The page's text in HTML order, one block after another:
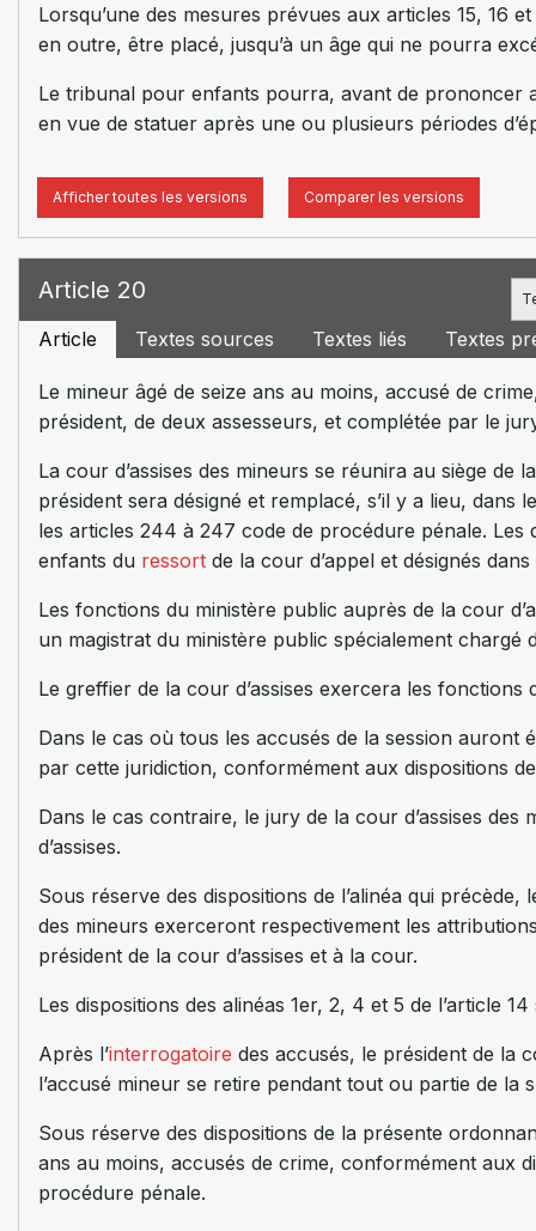
Lorsqu’une des mesures prévues aux articles 15, 16
en outre, être placé, jusqu’à un âge qui ne pourra
Le tribunal pour enfants pourra, avant de prononcer
en vue de statuer après une ou plusieurs périodes
Afficher toutes les versions Comparer les versions
Article 20
Article Textes sources Textes liés Textes
Le mineur âgé de seize ans au moins, accusé de
président, de deux assesseurs, et complétée par le
La cour d’assises des mineurs se réunira au siège de
président sera désigné et remplacé, s’il y a lieu, dans
les articles 244 à 247 code de procédure pénale. Les
enfants du ressort de la cour d’appel et désignés
Les fonctions du ministère public auprès de la cour
un magistrat du ministère public spécialement chargé
Le greffier de la cour d’assises exercera les fonctions
Dans le cas où tous les accusés de la session auront
par cette juridiction, conformément aux dispositions
Dans le cas contraire, le jury de la cour d’assises
d’assises.
Sous réserve des dispositions de l’alinéa qui précède,
des mineurs exerceront respectivement les
président de la cour d’assises et à la cour.
Les dispositions des alinéas 1er, 2, 4 et 5 de l’article
Après l’interrogatoire des accusés, le président de la
l’accusé mineur se retire pendant tout ou partie de la
Sous réserve des dispositions de la présente
ans au moins, accusés de crime, conformément aux
procédure pénale.